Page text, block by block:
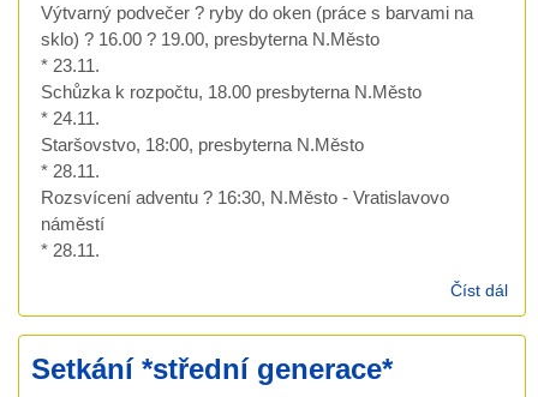
Výtvarný podvečer ? ryby do oken (práce s barvami na
sklo) ? 16.00 ? 19.00, presbyterna N.Město
* 23.11.
Schůzka k rozpočtu, 18.00 presbyterna N.Město
* 24.11.
Staršovstvo, 18:00, presbyterna N.Město
* 28.11.
Rozsvícení adventu ? 16:30, N.Město - Vratislavovo
náměstí
* 28.11.
Číst dál
Setkání *střední generace*